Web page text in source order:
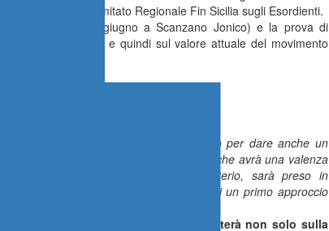
della visione Comitato Regionale Fin Sicilia sugli Esordienti.
Regioni (26-28 giugno a Scanzano Jonico) e la prova di
nel lungo periodo, e quindi sul valore attuale del movimento
dall’appuntamento di Scanzano Jonico per dare anche un
immaginiamo come uno scontro diretto, che avrà una valenza
specificare che non sarà l’unico criterio, sarà preso in
precedenza. La nostra idea è quella di un primo approccio
tutte le gare in programma? Si punterà non solo sulla